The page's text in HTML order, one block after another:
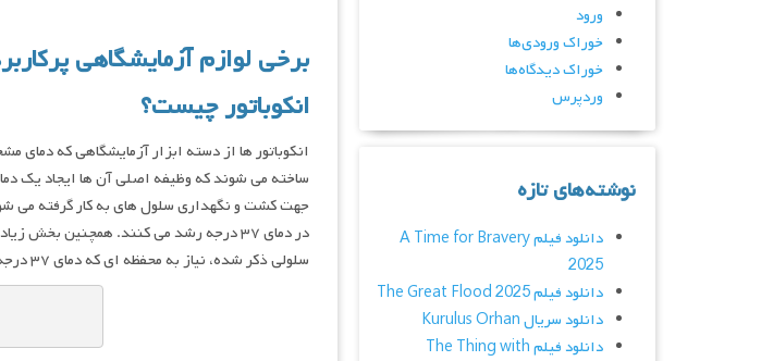
برخی لوازم آزمایشگاهی
انکوباتور چیست؟
انکوباتور ها از دسته ابزار آزمایشگاهی که
ساخته می شوند که وظیفه اصلی آن ها ایجاد یک
جهت کشت و نگهداری سلول های به کار گرفته می
سلولی ذکر شده، نیاز به محفظه ای که دمای ۳۷ درجه را تأمین کند مورد نیاز می باشد و این اهمیت انکوباتور را نشان می دهد.
ورود
خوراک ورودی‌ها
خوراک دیدگاه‌ها
وردپرس
نوشته‌های تازه
دانلود فیلم A Time for Bravery
2025
دانلود فیلم The Great Flood 2025
دانلود سریال Kurulus Orhan
دانلود فیلم The Thing with